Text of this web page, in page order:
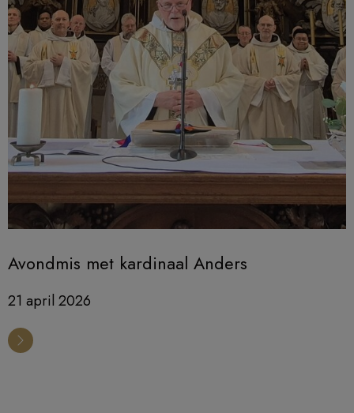
Avondmis met kardinaal Anders
21 april 2026